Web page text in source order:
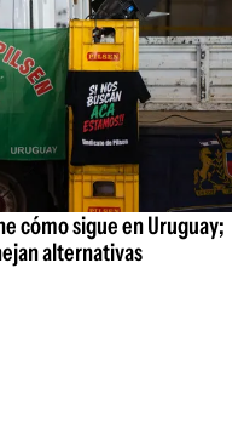
cómo sigue en Uruguay;
alternativas